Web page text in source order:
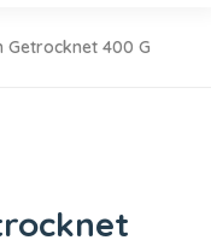
Getrocknet 400 G